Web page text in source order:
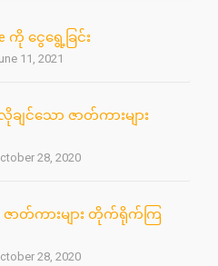
ကို ငွေရွေ့ခြင်း
11, 2021
လိုချင်သော ဇာတ်ကားများ
28, 2020
ာ ဇာတ်ကားများ တိုက်ရိုက်ကြ
28, 2020